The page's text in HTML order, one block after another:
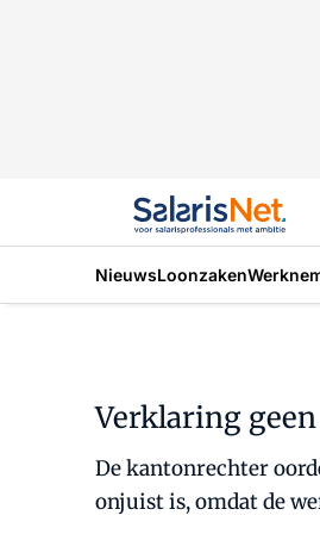
NieuwsLoonzaken
Verklaring
De kantonrechter
onjuist is, omdat de